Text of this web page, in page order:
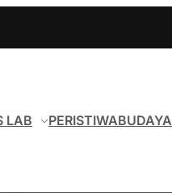
LAB PERISTIWABUDAYA